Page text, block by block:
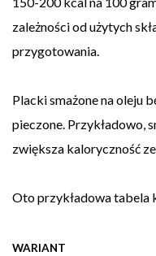
zależności od użytych
przygotowania.
Placki smażone na oleju
pieczone. Przykładowo,
zwiększa kaloryczność
Oto przykładowa tabela
WARIANT